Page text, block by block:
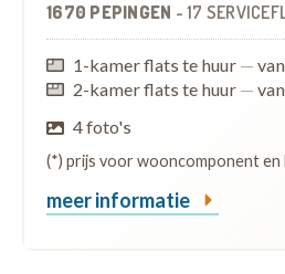
1670 PEPINGEN - 17
1-kamer flats te huur —
2-kamer flats te huur —
4 foto's
(*) prijs voor wooncomponent en
meer informatie